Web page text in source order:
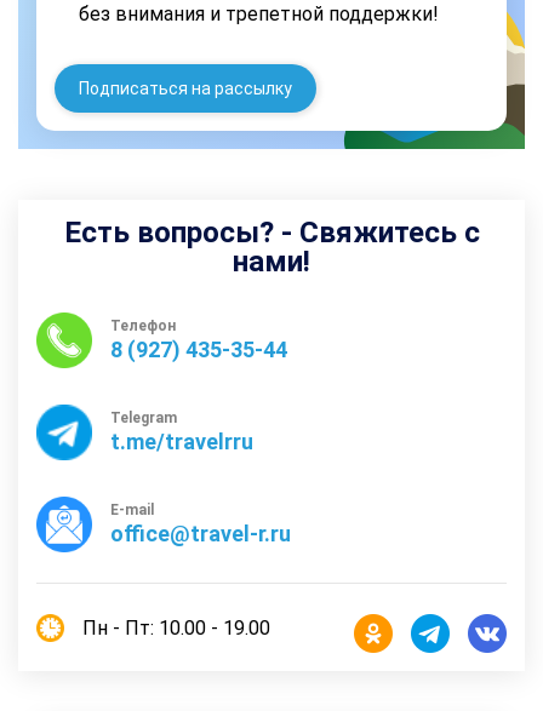
без внимания и трепетной поддержки!
Подписаться на рассылку
Есть вопросы? - Свяжитесь с
нами!
Телефон
8 (927) 435-35-44
Telegram
t.me/travelrru
E-mail
office@travel-r.ru
Пн - Пт: 10.00 - 19.00